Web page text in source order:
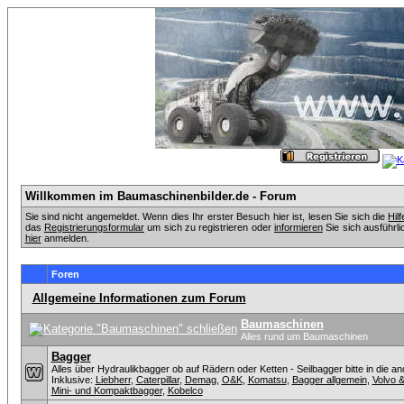
Willkommen im Baumaschinenbilder.de - Forum
Sie sind nicht angemeldet. Wenn dies Ihr erster Besuch hier ist, lesen Sie sich die
das Registrierungsformularum sich zu registrieren oder informierenSie sich
hieranmelden.
Foren
Allgemeine Informationen zum Forum
Baumaschinen
Alles rund um Baumaschinen
Bagger
Alles über Hydraulikbagger ob auf Rädern oder Ketten - Seilbagger bitte in die
Inklusive: Liebherr, Caterpillar, Demag, O&K, Komatsu, Bagger allgemein, Volvo
Mini- und Kompaktbagger, Kobelco